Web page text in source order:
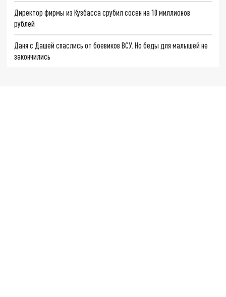
Директор фирмы из Кузбасса срубил сосен на 10 миллионов
рублей
Даня с Дашей спаслись от боевиков ВСУ. Но беды для малышей не
закончились